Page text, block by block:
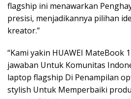
flagship ini menawarkan
presisi, menjadikannya pilihan
kreator.”
“Kami yakin HUAWEI MateBook
jawaban Untuk Komunitas
laptop flagship Di Penampilan
stylish Untuk Memperbaiki